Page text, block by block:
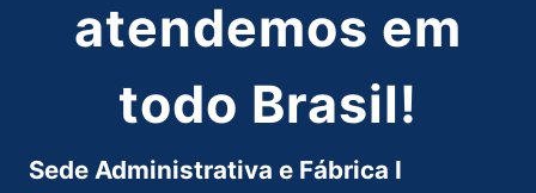
atendemos em
todo Brasil!
Sede Administrativa e Fábrica I